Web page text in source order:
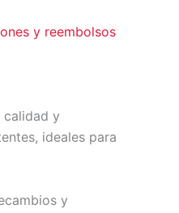
y reembolsos
calidad y
ideales para
y